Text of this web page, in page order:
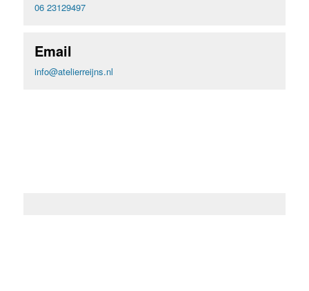
06 23129497
Email
info@atelierreijns.nl